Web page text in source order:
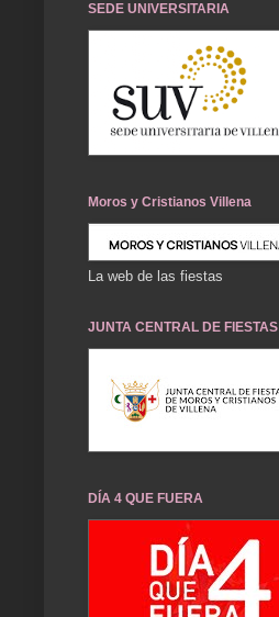
SEDE UNIVERSITARIA
Moros y Cristianos Villena
La web de las fiestas
JUNTA CENTRAL DE FIESTAS
DÍA 4 QUE FUERA